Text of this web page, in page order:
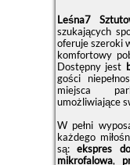
Leśna7
szukających
oferuje szeroki
komfortowy
Dostępny jest
gości
miejsca
umożliwiające
W pełni
każdego
są:ekspres
mikrofalowa,